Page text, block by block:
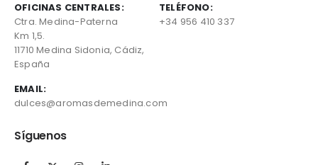
OFICINAS CENTRALES:
Ctra. Medina-Paterna
Km 1,5.
11710 Medina Sidonia, Cádiz,
España
TELÉFONO:
+34 956 410 337
EMAIL:
dulces@aromasdemedina.com
Síguenos